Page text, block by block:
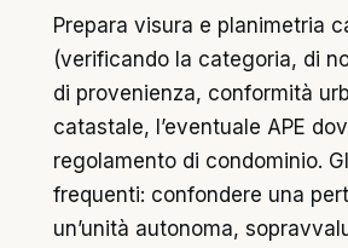
Prepara visura e planimetria
(verificando la categoria, di
di provenienza, conformità
catastale, l’eventuale APE
regolamento di condominio.
frequenti: confondere una
un’unità autonoma,